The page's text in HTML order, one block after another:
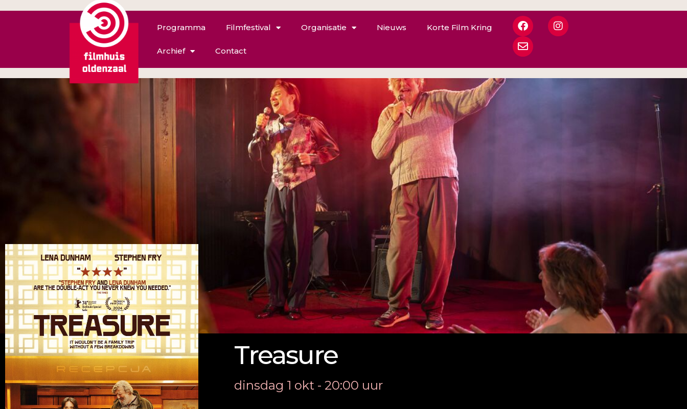
Programma Filmfestival Organisatie Nieuws Korte Film Kring
Archief Contact
Treasure
dinsdag 1 okt - 20:00 uur